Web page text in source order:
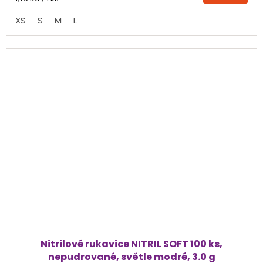
5
hvězdiček.
XS S M L
Nitrilové rukavice NITRIL SOFT 100 ks,
nepudrované, světle modré, 3.0 g